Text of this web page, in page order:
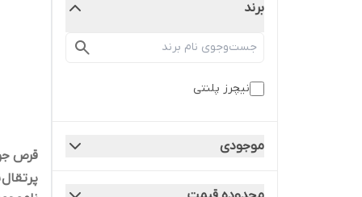
برند
نیچرز پلنتی
موجودی
پرتقال